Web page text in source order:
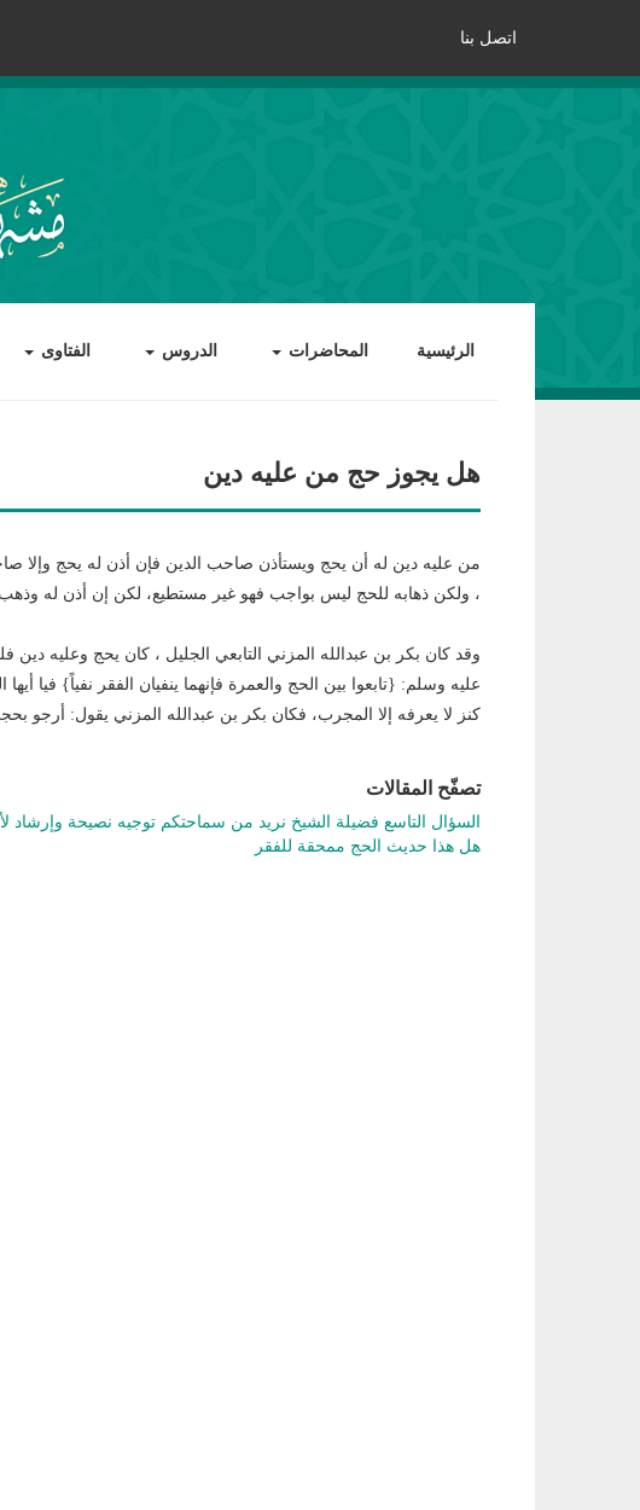
اتصل بنا
الرئيسية المحاضرات الدروس الفتاوى
هل يجوز حج من عليه دين
من عليه دين له أن يحج ويستأذن صاحب الدين فإن أذن له يحج وإلا
، ولكن ذهابه للحج ليس بواجب فهو غير مستطيع، لكن إن أذن له
وقد كان بكر بن عبدالله المزني التابعي الجليل ، كان يحج وعليه
عليه وسلم: {تابعوا بين الحج والعمرة فإنهما ينفيان الفقر نفياً} فيا
كنز لا يعرفه إلا المجرب، فكان بكر بن عبدالله المزني يقول: أرجو
تصفّح المقالات
السؤال التاسع فضيلة الشيخ نريد من سماحتكم توجيه نصيحة وإرشاد
هل هذا حديث الحج ممحقة للفقر